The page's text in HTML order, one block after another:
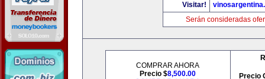
Visitar!
Serán consideradas
COMPRAR AHORA
Precio $8,500.00
Precio